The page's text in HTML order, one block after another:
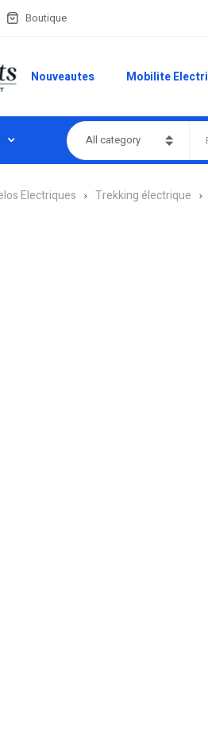
Boutique
Nouveautes Mobilite
All category
Electriques Trekking électrique